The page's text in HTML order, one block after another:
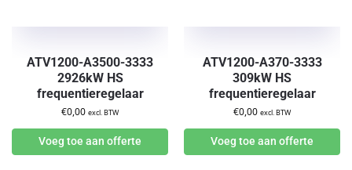
ATV1200-A3500-3333
2926kW HS
frequentieregelaar
€0,00 excl. BTW
Voeg toe aan offerte
ATV1200-A370-3333
309kW HS
frequentieregelaar
€0,00 excl. BTW
Voeg toe aan offerte